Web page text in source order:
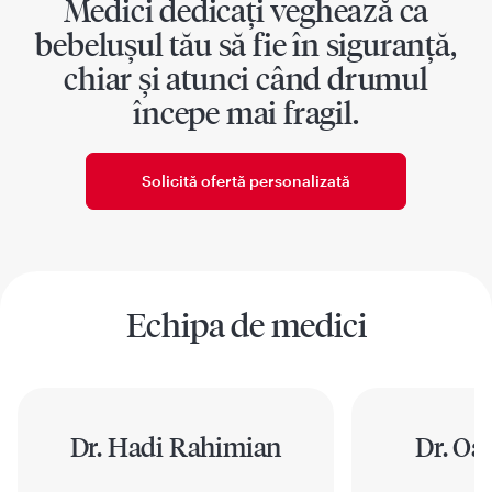
Medici dedicați veghează ca
bebelușul tău să fie în siguranță,
chiar și atunci când drumul
începe mai fragil.
Solicită ofertă personalizată
Echipa de medici
Dr. Hadi Rahimian Dr.